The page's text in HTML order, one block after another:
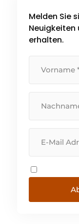
bieten. Eine
Investition
Ressourcen
Melden Sie
Neuigkeiten
erhalten.